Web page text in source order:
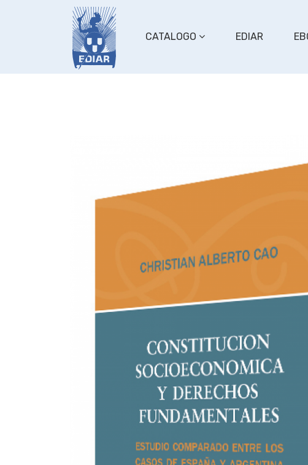
CATALOGO EDIAR